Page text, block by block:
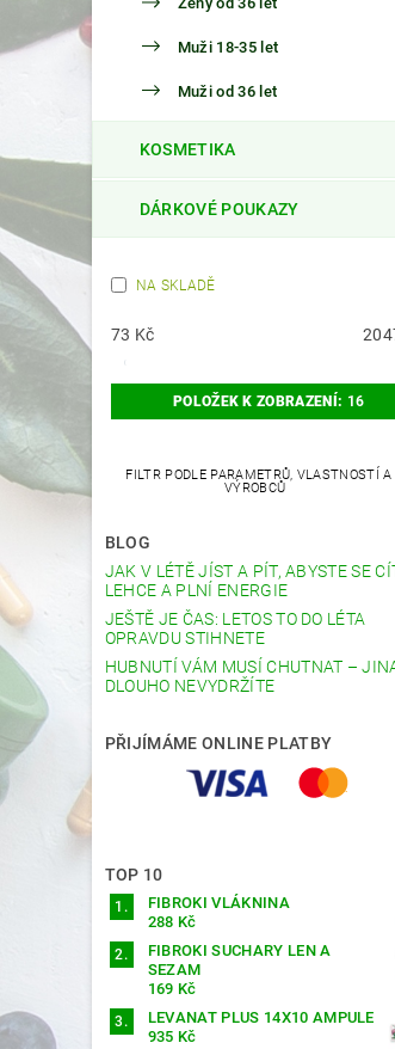
Ženy od 36 let
Muži 18-35 let
Muži od 36 let
KOSMETIKA
DÁRKOVÉ POUKAZY
NA SKLADĚ
73 Kč
POLOŽEK K ZOBRAZENÍ: 16
FILTR PODLE PARAMETRŮ, VLASTNOSTÍ A
VÝROBCŮ
BLOG
JAK V LÉTĚ JÍST A PÍT, ABYSTE SE
LEHCE A PLNÍ ENERGIE
JEŠTĚ JE ČAS: LETOS TO DO LÉTA
OPRAVDU STIHNETE
HUBNUTÍ VÁM MUSÍ CHUTNAT –
DLOUHO NEVYDRŽÍTE
PŘIJÍMÁME ONLINE PLATBY
TOP 10
FIBROKI VLÁKNINA
288 Kč
FIBROKI SUCHARY LEN A
SEZAM
169 Kč
LEVANAT PLUS 14X10 AMPULE
935 Kč